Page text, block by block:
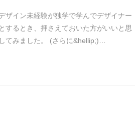
ザイン未経験が独学で学んでデザイナー
するとき、押さえておいた方がいいと思
てみました。 (さらに&hellip;)…